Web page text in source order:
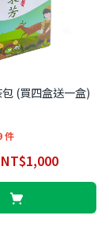
(買四盒送一盒)
件
NT$1,000